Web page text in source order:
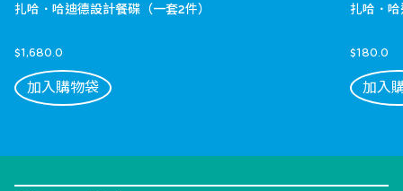
扎哈．哈迪德設計餐碟（一套2件）
$1,680.0
加入購物袋
扎哈．
$180.0
加入